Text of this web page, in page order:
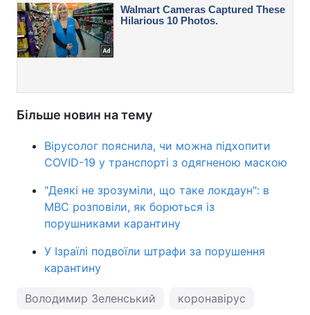
Більше новин на тему
Вірусолог пояснила, чи можна підхопити
COVID-19 у транспорті з одягненою маскою
"Деякі не зрозуміли, що таке локдаун": в
МВС розповіли, як борються із
порушниками карантину
У Ізраїлі подвоїли штрафи за порушення
карантину
Володимир Зеленський коронавірус